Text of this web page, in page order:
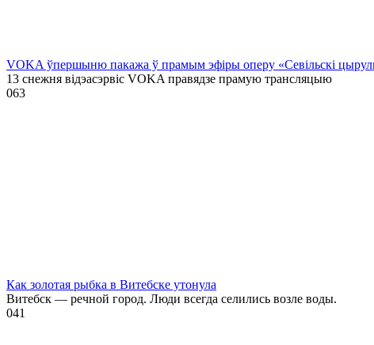
VOKA ўпершыню пакажа ў прамым эфіры оперу «Севільскі
13 снежня відэасэрвіс VOKA правядзе прамую трансляцыю
063
Как золотая рыбка в Витебске утонула
Витебск — речной город. Люди всегда селились возле воды.
041